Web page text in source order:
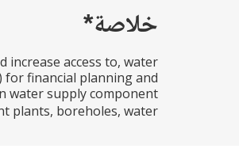
خلاصة*
increase access to, water
for financial planning and
water supply component
boreholes, water...